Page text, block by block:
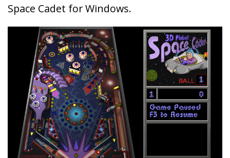
Space Cadet for Windows.